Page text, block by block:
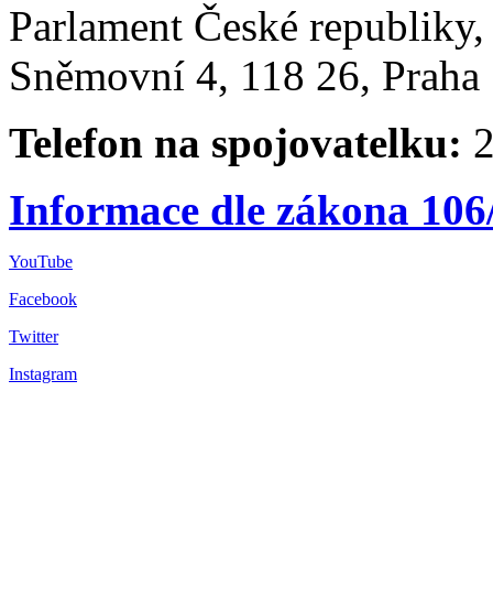
Parlament České
Sněmovní 4, 118 26,
Telefon na spojovatelku:
Informace dle zákona
YouTube
Facebook
Twitter
Instagram